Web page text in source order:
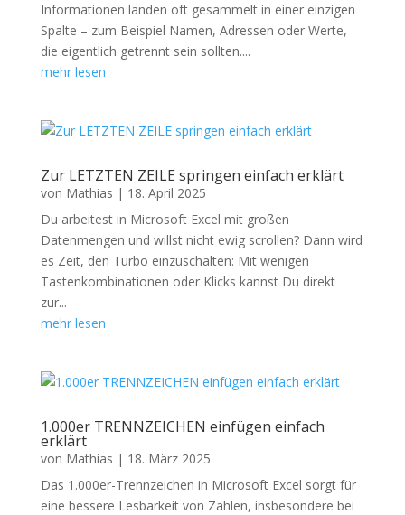
Informationen landen oft gesammelt in einer einzigen
Spalte – zum Beispiel Namen, Adressen oder Werte,
die eigentlich getrennt sein sollten....
mehr lesen
Zur LETZTEN ZEILE springen einfach erklärt
von Mathias | 18. April 2025
Du arbeitest in Microsoft Excel mit großen
Datenmengen und willst nicht ewig scrollen? Dann wird
es Zeit, den Turbo einzuschalten: Mit wenigen
Tastenkombinationen oder Klicks kannst Du direkt
zur...
mehr lesen
1.000er TRENNZEICHEN einfügen einfach
erklärt
von Mathias | 18. März 2025
Das 1.000er-Trennzeichen in Microsoft Excel sorgt für
eine bessere Lesbarkeit von Zahlen, insbesondere bei